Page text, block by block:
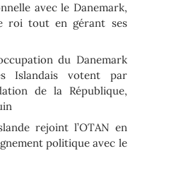
avec le Danemark,
roi tout en gérant ses
du Danemark
Islandais votent par
de la République,
rejoint l’OTAN en
politique avec le